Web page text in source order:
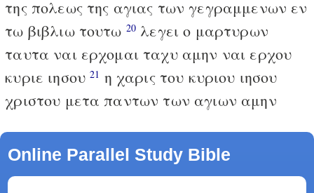
της πολεως της αγιας των γεγραμμενων εν
τω βιβλιω τουτω 20 λεγει ο μαρτυρων
ταυτα ναι ερχομαι ταχυ αμην ναι ερχου
κυριε ιησου21 η χαρις του κυριου ιησου
χριστου μετα παντων των αγιων αμην
Online Parallel Study Bible